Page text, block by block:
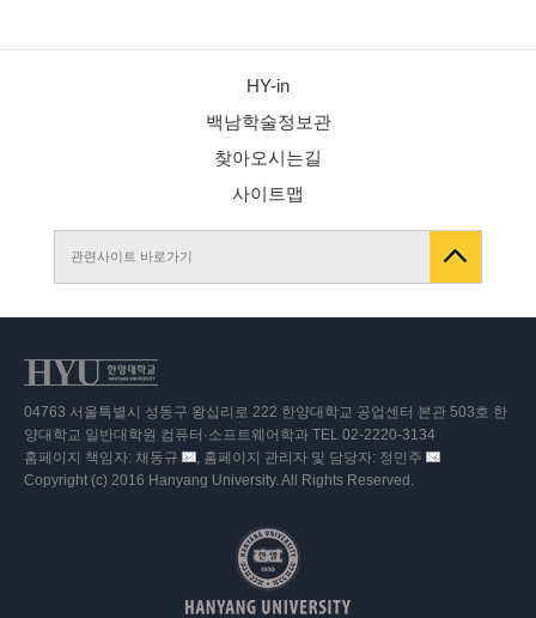
HY-in
백남학술정보관
찾아오시는길
사이트맵
04763 서울특별시 성동구 왕십리로 222 한양대학교 공업센터 본관 503호 한
양대학교 일반대학원 컴퓨터·소프트웨어학과 TEL 02-2220-3134
홈페이지 책임자: 채동규 이
메
, 홈페이지 관리자 및 담당자: 정민주 이
Copyright (c) 2016 Hanyang University. All Rights Reserved.
관련사이트 바로가기